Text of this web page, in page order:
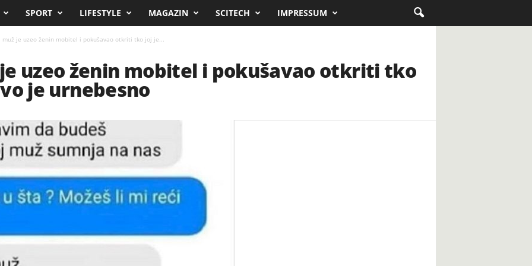
SPORT LIFESTYLE MAGAZIN SCITECH IMPRESSUM
muž je uzeo ženin mobitel i pokušavao otkriti tko joj je...
uzeo ženin mobitel i pokušavao otkriti tko
je urnebesno